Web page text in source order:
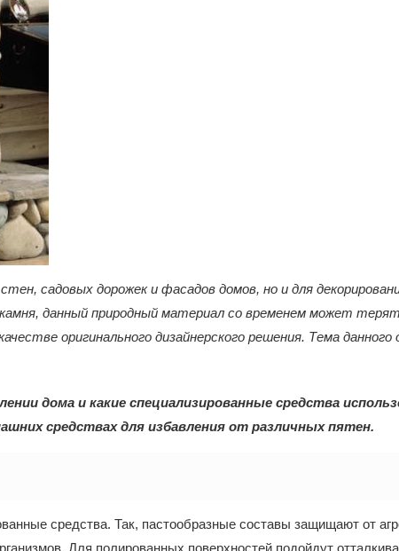
садовых дорожек и фасадов домов, но и для
данный природный материал со временем может
оригинального дизайнерского решения. Тема данного
дома и какие специализированные средства
средствах для избавления от различных пятен.
средства. Так, пастообразные составы защищают от
Для полированных поверхностей подойдут